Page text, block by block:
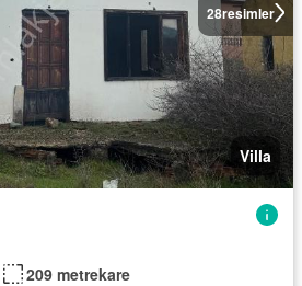
28resimler
Villa
209 metrekare